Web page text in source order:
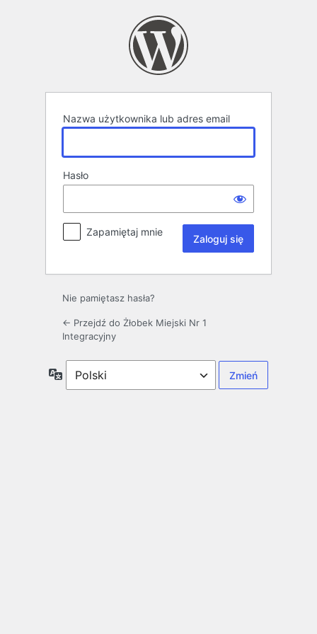
Nazwa użytkownika lub adres email
Hasło
Zapamiętaj mnie
Nie pamiętasz hasła?
← Przejdź do Żłobek Miejski Nr 1
Integracyjny
Język